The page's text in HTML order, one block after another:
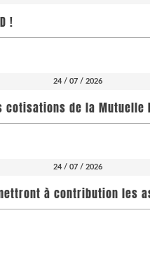
!
24 / 07 / 2026
cotisations de la
24 / 07 / 2026
à contribution les